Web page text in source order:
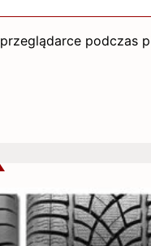
podczas